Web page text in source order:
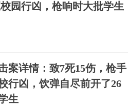
园行凶，枪响时大批学生
案详情：致7死15伤，枪手
行凶，饮弹自尽前开了26
生